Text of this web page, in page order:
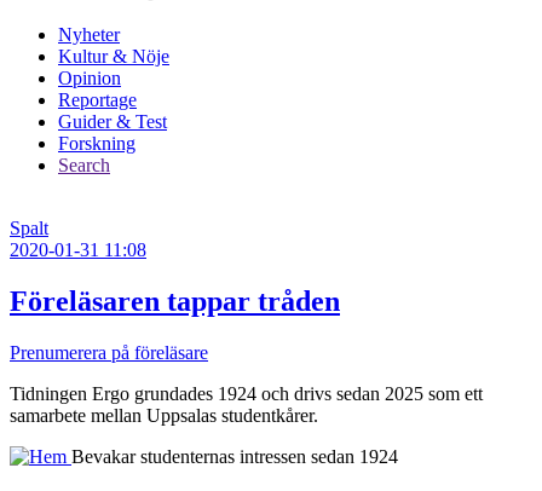
Nyheter
Kultur & Nöje
Opinion
Reportage
Guider & Test
Forskning
Search
Spalt
2020-01-31 11:08
Föreläsaren tappar tråden
Prenumerera på föreläsare
Tidningen Ergo grundades 1924 och drivs sedan 2025 som ett
samarbete mellan Uppsalas studentkårer.
Bevakar studenternas intressen sedan 1924